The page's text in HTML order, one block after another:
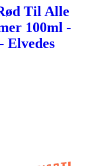
Til Alle
100ml -